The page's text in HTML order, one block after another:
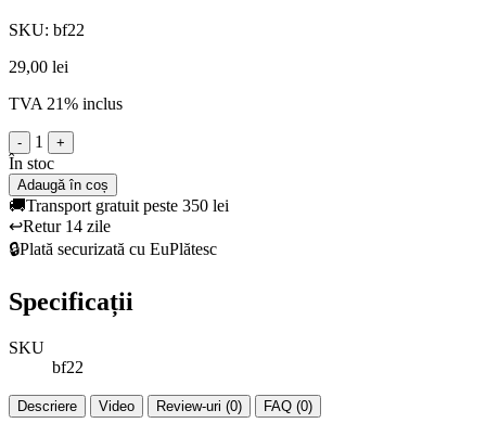
SKU: bf22
29,00 lei
TVA 21% inclus
- 1 +
În stoc
Adaugă în coș
🚚Transport gratuit peste 350 lei
↩️Retur 14 zile
🔒Plată securizată cu EuPlătesc
Specificații
SKU
bf22
Descriere Video Review-uri (0) FAQ (0)